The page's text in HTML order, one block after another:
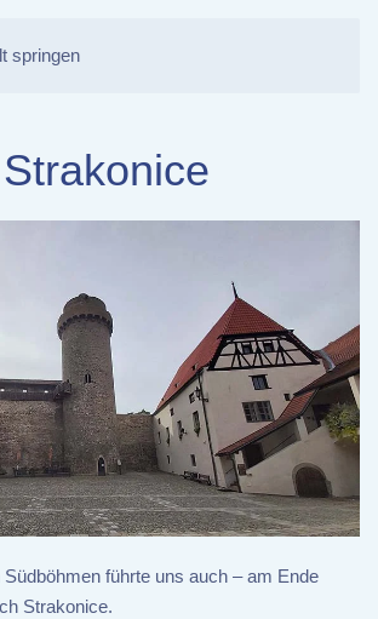
springen
Strakonice
führte uns auch – am Ende
Strakonice.